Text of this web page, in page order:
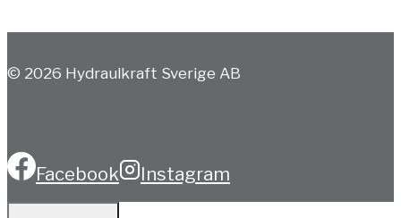
© 2026 Hydraulkraft Sverige AB
Facebook Instagram